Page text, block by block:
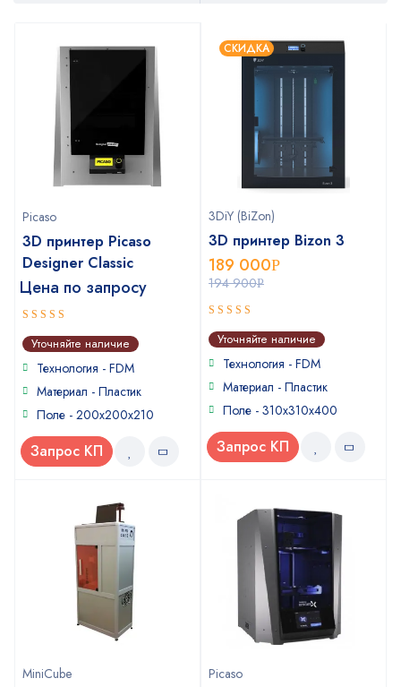
Picaso
3D принтер Picaso
Designer Classic
Цена по запросу
4out of
5Уточняйте наличие
Технология - FDM
Материал - Пластик
Поле - 200x200x210
Запрос КП
СКИДКА
3DiY (BiZon)
3D принтер Bizon 3
194 900Р
189 000Р
5out of 5
Уточняйте наличие
Технология - FDM
Материал - Пластик
Поле - 310х310х400
Запрос КП
MiniCube Picaso